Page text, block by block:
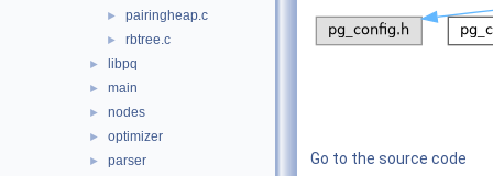
► pairingheap.c
► rbtree.c
► libpq
► main
► nodes
► optimizer
► parser
Go to the source code